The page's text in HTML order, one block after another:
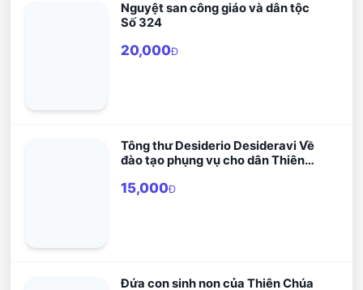
Nguyệt san công giáo và dân tộc
Số 324
20,000Đ
Tông thư Desiderio Desideravi Về
đào tạo phụng vụ cho dân Thiên
15,000Đ
Đứa con sinh non của Thiên Chúa